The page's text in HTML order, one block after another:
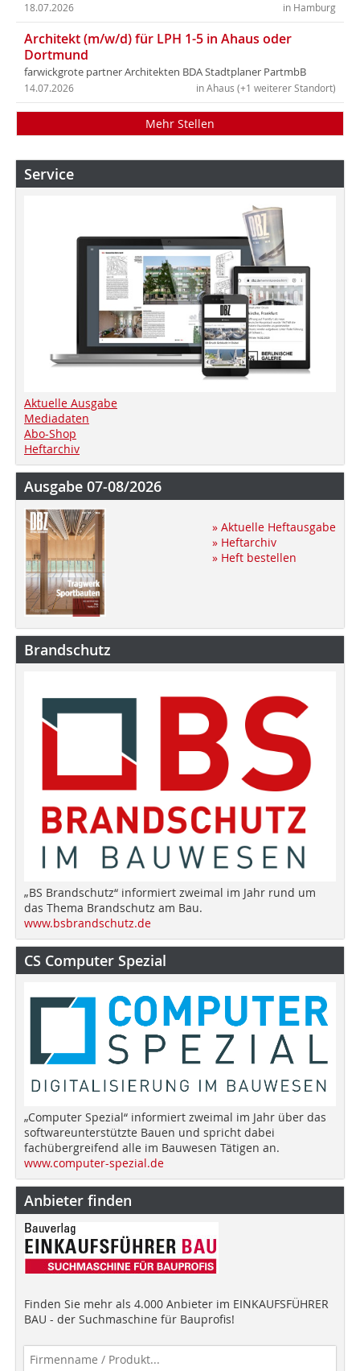
in Hamburg
18.07.2026
Architekt (m/w/d) für LPH 1-5 in Ahaus oder
Dortmund
farwickgrote partner Architekten BDA Stadtplaner PartmbB
in Ahaus (+1 weiterer Standort)
14.07.2026
Mehr Stellen
Service
Aktuelle Ausgabe
Mediadaten
Abo-Shop
Heftarchiv
Ausgabe 07-08/2026
» Aktuelle Heftausgabe
» Heftarchiv
» Heft bestellen
Brandschutz
„BS Brandschutz“ informiert zweimal im Jahr rund um
das Thema Brandschutz am Bau.
www.bsbrandschutz.de
CS Computer Spezial
„Computer Spezial“ informiert zweimal im Jahr über das
softwareunterstützte Bauen und spricht dabei
fachübergreifend alle im Bauwesen Tätigen an.
www.computer-spezial.de
Anbieter finden
Finden Sie mehr als 4.000 Anbieter im EINKAUFSFÜHRER
BAU - der Suchmaschine für Bauprofis!